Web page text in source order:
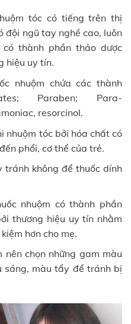
tóc có tiếng trên thị
đội ngũ tay nghề cao, luôn
thành phần thảo dược
hiệu uy tín.
nhuộm chứa các thành
Paraben; Para-
resorcinol.
nhuộm tóc bởi hóa chất có
phổi, cơ thể của trẻ.
tránh không để thuốc dính
nhuộm có thành phần
thương hiệu uy tín nhằm
hơn cho mẹ.
nên chọn những gam màu
sáng, màu tẩy để tránh bị